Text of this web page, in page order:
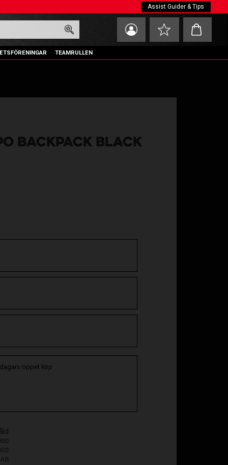
Assist Guider & Tips
Favoriter
Kundvagn
TEAMRULLEN
BACKPACK BLACK
öppet köp